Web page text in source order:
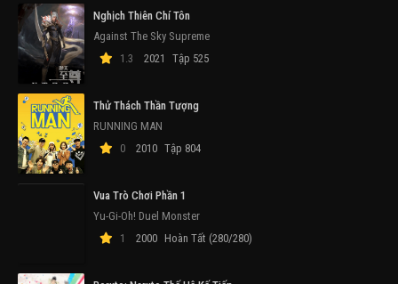
Nghịch Thiên Chí Tôn
Against The Sky Supreme
1.3
2021 Tập 525
Thử Thách Thần Tượng
RUNNING MAN
0
2010 Tập 804
Vua Trò Chơi Phần 1
Yu-Gi-Oh! Duel Monster
1
2000 Hoàn Tất (280/280)